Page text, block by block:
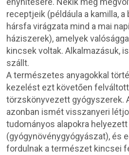
receptjeik (példáula a kamilla, a
hársfa virágzata mind a mai
háziszerek), amelyek
kincsek voltak. Alkalmazásuk,
szállt.
A természetes anyagokkal
kezelést ezt követően
törzskönyvezett gyógyszerek.
azonban ismét visszanyeri
tudományos alapokra
(gyógynövénygyógyászat), és
fordulnak a természet kincsei